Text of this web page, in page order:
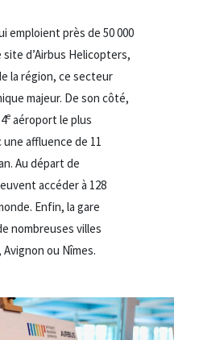
emploient près de 50 000
site d’Airbus Helicopters,
la région, ce secteur
majeur. De son côté,
e aéroport le plus
affluence de 11
Au départ de
accéder à 128
Enfin, la gare
nombreuses villes
ou Nîmes.